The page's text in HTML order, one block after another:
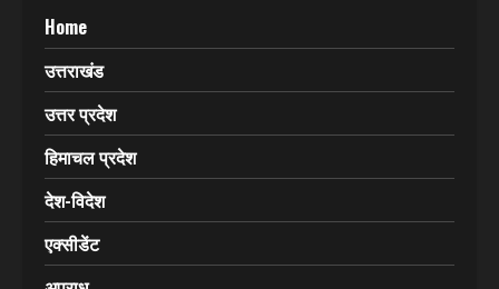
Click Here & Know More
CATEGORIES
Home
उत्तराखंड
उत्तर प्रदेश